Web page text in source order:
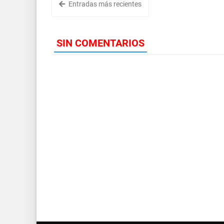
Entradas más recientes
SIN COMENTARIOS